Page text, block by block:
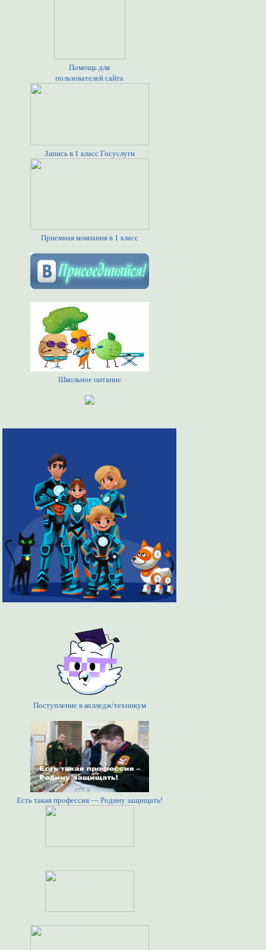
Помощь для
пользователей сайта
Запись в 1 класс Госуслуги
Приемная компания в 1 класс
Школьное питание
Поступление в колледж/техникум
Есть такая профессия — Родину защищать!